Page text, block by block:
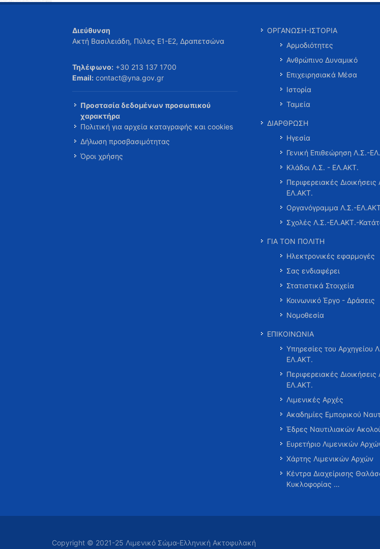
Διεύθυνση
Ακτή Βασιλειάδη, Πύλες Ε1-Ε2, Δραπετσώνα
Τηλέφωνο: +30 213 137 1700
Email: contact@yna.gov.gr
Προστασία δεδομένων προσωπικού
χαρακτήρα
Πολιτική για αρχεία καταγραφής και cookies
Δήλωση προσβασιμότητας
Όροι χρήσης
ΟΡΓΑΝΩΣΗ-ΙΣΤΟΡΙΑ
Αρμοδιότητες
Ανθρώπινο Δυναμικό
Επιχειρησιακά Μέσα
Ιστορία
Ταμεία
ΔΙΑΡΘΡΩΣΗ
Ηγεσία
Γενική Επιθεώρηση Λ.Σ.-
Κλάδοι Λ.Σ. - ΕΛ.ΑΚΤ.
Περιφερειακές
ΕΛ.ΑΚΤ.
Οργανόγραμμα Λ.Σ.-
Σχολές Λ.Σ.-ΕΛ.ΑΚΤ.-
ΓΙΑ ΤΟΝ ΠΟΛΙΤΗ
Ηλεκτρονικές εφαρμογές
Σας ενδιαφέρει
Στατιστικά Στοιχεία
Κοινωνικό Έργο - Δράσεις
Νομοθεσία
ΕΠΙΚΟΙΝΩΝΙΑ
Υπηρεσίες του Αρχηγείου
ΕΛ.ΑΚΤ.
Περιφερειακές
ΕΛ.ΑΚΤ.
Λιμενικές Αρχές
Ακαδημίες Εμπορικού
Έδρες Ναυτιλιακών
Ευρετήριο Λιμενικών
Χάρτης Λιμενικών Αρχών
Κέντρα Διαχείρισης
Κυκλοφορίας …
Copyright © 2021-25 Λιμενικό Σώμα-Ελληνική Ακτοφυλακή